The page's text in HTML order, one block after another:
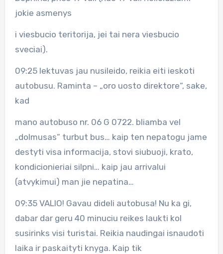
jokie asmenys
i viesbucio teritorija, jei tai nera viesbucio
sveciai).
09:25 lektuvas jau nusileido, reikia eiti ieskoti
autobusu. Raminta – „oro uosto direktore“, sake,
kad
mano autobuso nr. 06 G 0722. bliamba vel
„dolmusas“ turbut bus… kaip ten nepatogu jame
destyti visa informacija, stovi siubuoji, krato,
kondicionieriai silpni… kaip jau arrivalui
(atvykimui) man jie nepatina…
09:35 VALIO! Gavau dideli autobusa! Nu ka gi,
dabar dar geru 40 minuciu reikes laukti kol
susirinks visi turistai. Reikia naudingai isnaudoti
laika ir paskaityti knyga. Kaip tik